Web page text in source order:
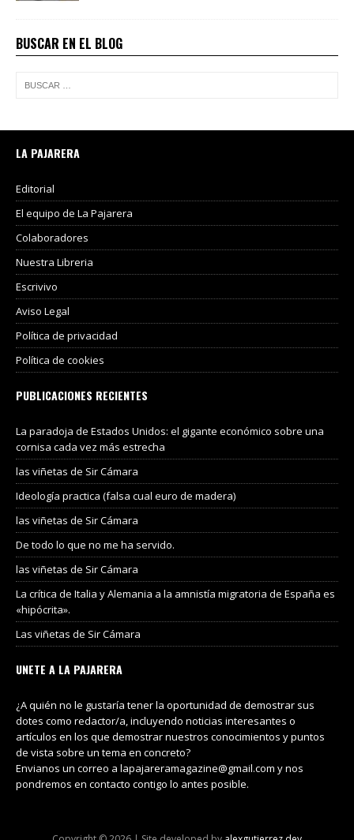
BUSCAR EN EL BLOG
LA PAJARERA
Editorial
El equipo de La Pajarera
Colaboradores
Nuestra Libreria
Escrivivo
Aviso Legal
Política de privacidad
Política de cookies
PUBLICACIONES RECIENTES
La paradoja de Estados Unidos: el gigante económico sobre una
cornisa cada vez más estrecha
las viñetas de Sir Cámara
Ideología practica (falsa cual euro de madera)
las viñetas de Sir Cámara
De todo lo que no me ha servido.
las viñetas de Sir Cámara
La crítica de Italia y Alemania a la amnistía migratoria de España es
«hipócrita».
Las viñetas de Sir Cámara
UNETE A LA PAJARERA
¿A quién no le gustaría tener la oportunidad de demostrar sus
dotes como redactor/a, incluyendo noticias interesantes o
artículos en los que demostrar nuestros conocimientos y puntos
de vista sobre un tema en concreto?
Envianos un correo a lapajareramagazine@gmail.com y nos
pondremos en contacto contigo lo antes posible.